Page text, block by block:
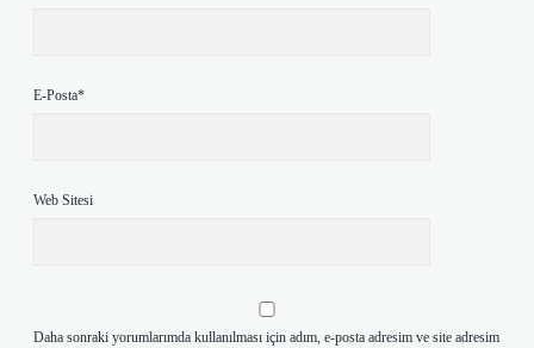
E-Posta*
Web Sitesi
Daha sonraki yorumlarımda kullanılması için adım, e-posta adresim ve site adresim